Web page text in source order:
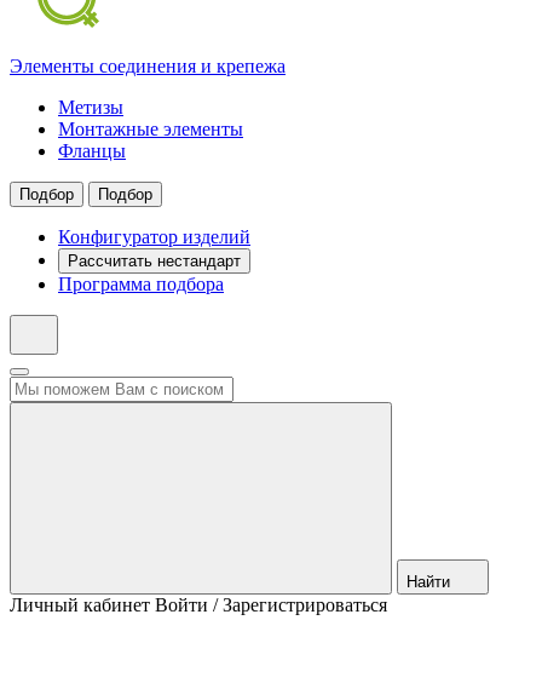
Элементы соединения и крепежа
Метизы
Монтажные элементы
Фланцы
Подбор Подбор
Конфигуратор изделий
Рассчитать нестандарт
Программа подбора
Найти
Личный кабинет Войти / Зарегистрироваться